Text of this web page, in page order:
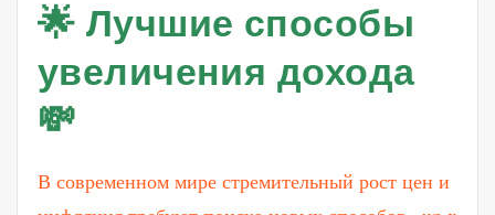
🌟 Лучшие способы
увеличения дохода
💸
В современном мире стремительный рост цен и